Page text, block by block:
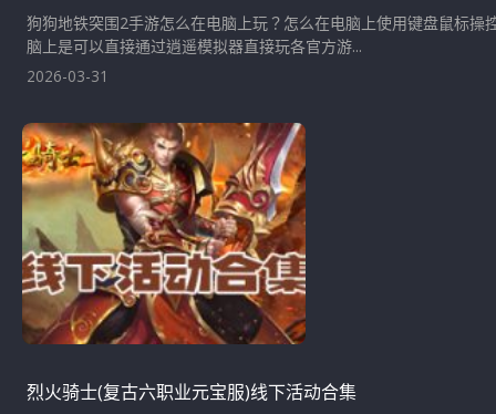
狗狗地铁突围2手游怎么在电脑上玩？怎么在电脑上使用键盘鼠标
脑上是可以直接通过逍遥模拟器直接玩各官方游...
2026-03-31
烈火骑士(复古六职业元宝服)线下活动合集